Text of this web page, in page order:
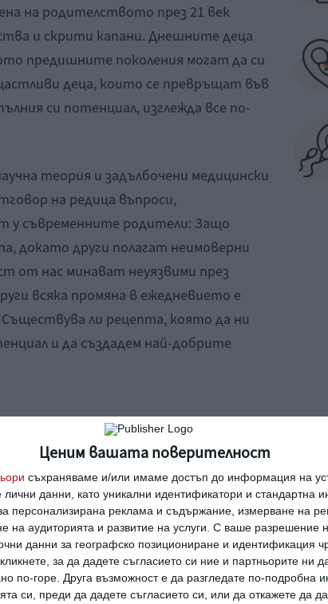
Ценим вашата поверителност
съхраняваме и/или имаме достъп до информация на
лични данни, като уникални идентификатори и стандартна
персонализирана реклама и съдържание, измерване на
на аудиторията и развитие на услуги. С ваше разрешение
данни за географско позициониране и идентификация
за да дадете съгласието си ние и партньорите ни
по-горе. Друга възможност е да разгледате по-подробна
си, преди да дадете съгласието си, или да откажете да
на родителството през 21 век
и скрити капани. Днешните деца
предишните поколения могат да си
деца, които се превръщат във
си потенциал, изглежда все по-
теория и задълбочени медицински
на редица въпроси,
у съвременните родители: Защо
докато други полагат неимоверни
от нас минават неуязвими през
всяка промяна в ежедневието е
ли рецепта, която да ни
и да създадем най-добрите